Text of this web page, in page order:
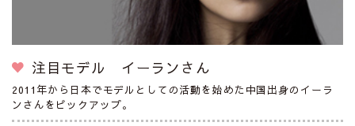
注目モデル イーランさん
2011年から日本でモデルとしての活動を始めた中国出身のイーラ
ンさんをピックアップ。